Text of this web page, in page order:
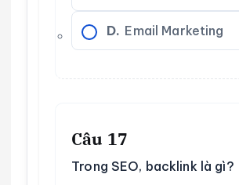
D. Email Marketing
Câu 17
Trong SEO, backlink là gì?